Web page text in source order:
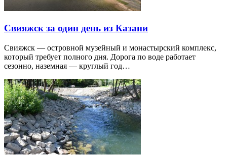
Свияжск за один день из Казани
Свияжск — островной музейный и монастырский комплекс,
который требует полного дня. Дорога по воде работает
сезонно, наземная — круглый год…